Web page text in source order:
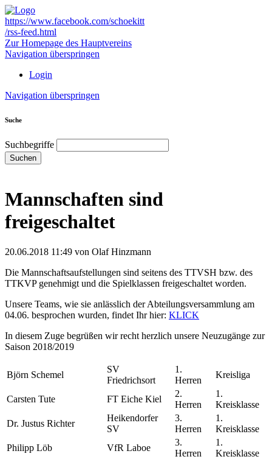
https://www.facebook.com/schoekitt
/rss-feed.html
Zur Homepage des Hauptvereins
Navigation überspringen
Login
Navigation überspringen
Suche
Suchbegriffe
Suchen
Mannschaften sind
freigeschaltet
20.06.2018 11:49 von Olaf Hinzmann
Die Mannschaftsaufstellungen sind seitens des TTVSH bzw. des
TTKVP genehmigt und die Spielklassen freigeschaltet worden.
Unsere Teams, wie sie anlässlich der Abteilungsversammlung am
04.06. besprochen wurden, findet Ihr hier: KLICK
In diesem Zuge begrüßen wir recht herzlich unsere Neuzugänge zur
Saison 2018/2019
Björn Schemel
SV
Friedrichsort
1.
Herren
Kreisliga
Carsten Tute FT Eiche Kiel
2.
Herren
1.
Kreisklasse
Dr. Justus Richter
Heikendorfer
SV
3.
Herren
1.
Kreisklasse
Philipp Löb
VfR Laboe
3.
Herren
1.
Kreisklasse